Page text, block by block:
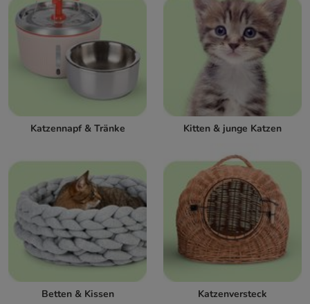
Katzennapf & Tränke Kitten & junge Katzen
Betten & Kissen Katzenversteck